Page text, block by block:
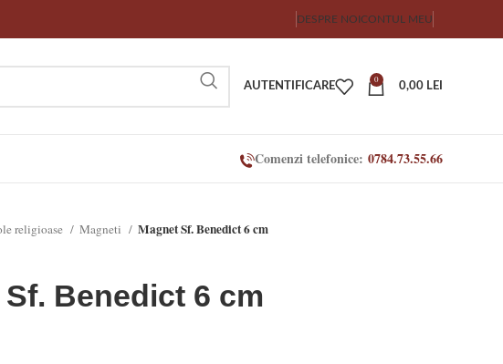
DESPRE NOICONTUL MEU
AUTENTIFICARE
0
0,00 LEI
Comenzi telefonice: 0784.73.55.66
religioase Magneti Magnet Sf. Benedict 6 cm
Benedict 6 cm